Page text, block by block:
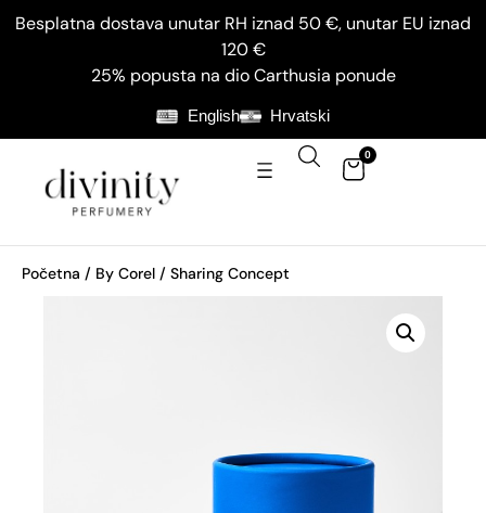
Besplatna dostava unutar RH iznad 50 €, unutar EU iznad
120 €
25% popusta na dio Carthusia ponude
English Hrvatski
0
Početna / By Corel / Sharing Concept